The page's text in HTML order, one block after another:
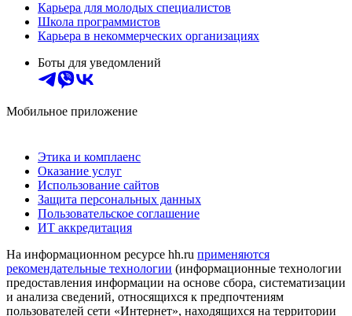
Карьера для молодых специалистов
Школа программистов
Карьера в некоммерческих организациях
Боты для уведомлений
Мобильное приложение
Этика и комплаенс
Оказание услуг
Использование сайтов
Защита персональных данных
Пользовательское соглашение
ИТ аккредитация
На информационном ресурсе hh.ru применяются
рекомендательные технологии (информационные технологии
предоставления информации на основе сбора, систематизации
и анализа сведений, относящихся к предпочтениям
пользователей сети «Интернет», находящихся на территории